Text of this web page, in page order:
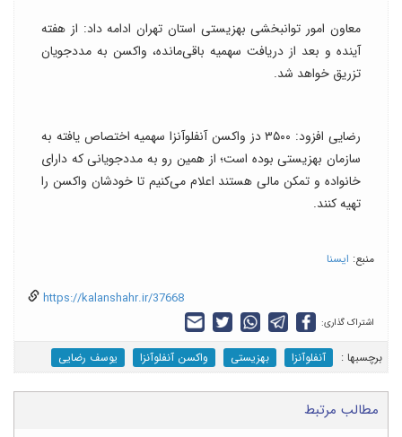
معاون امور توانبخشی بهزیستی استان تهران ادامه داد: از هفته
آینده و بعد از دریافت سهمیه باقی‌مانده، واکسن به مددجویان
تزریق خواهد شد.
رضایی افزود: ۳۵۰۰ دز واکسن آنفلوآنزا سهمیه‌ اختصاص یافته به
سازمان بهزیستی بوده است؛ از همین رو به مددجویانی که دارای
خانواده و تمکن مالی هستند اعلام می‌کنیم تا خودشان واکسن را
تهیه کنند.
منبع: ایسنا
https://kalanshahr.ir/37668
اشتراک گذاری:
برچسب‎ها : آنفلوآنزا بهزیستی واکسن آنفلوآنزا یوسف رضایی
مطالب مرتبط